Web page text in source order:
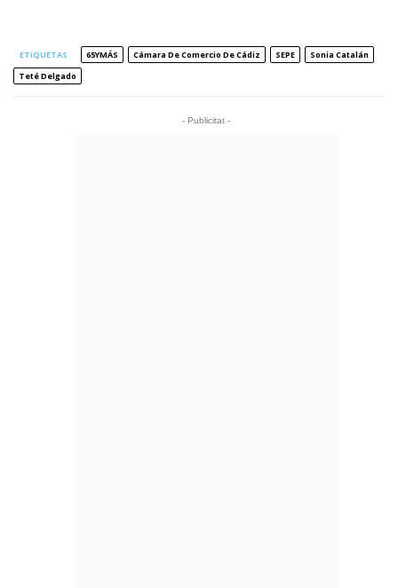
ETIQUETAS 65YMÁS Cámara De Comercio De Cádiz SEPE
Sonia Catalán
Teté Delgado
- Publicitat -